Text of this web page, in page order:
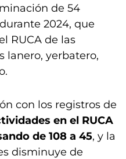
de 54
2024, que
RUCA de las
lanero, yerbatero,
con los registros de
en el RUCA
de 108 a 45, y la
disminuye de